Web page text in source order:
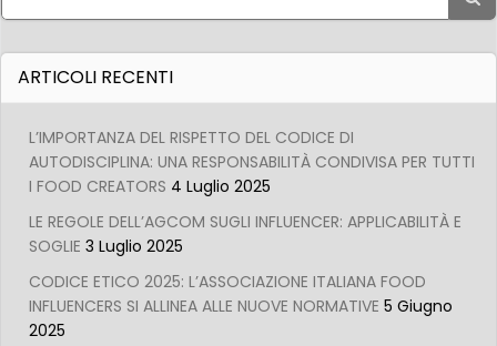
for:
ARTICOLI RECENTI
L’IMPORTANZA DEL RISPETTO DEL CODICE DI
AUTODISCIPLINA: UNA RESPONSABILITÀ CONDIVISA PER TUTTI
I FOOD CREATORS 4 Luglio 2025
LE REGOLE DELL’AGCOM SUGLI INFLUENCER: APPLICABILITÀ E
SOGLIE 3 Luglio 2025
CODICE ETICO 2025: L’ASSOCIAZIONE ITALIANA FOOD
INFLUENCERS SI ALLINEA ALLE NUOVE NORMATIVE 5 Giugno
2025